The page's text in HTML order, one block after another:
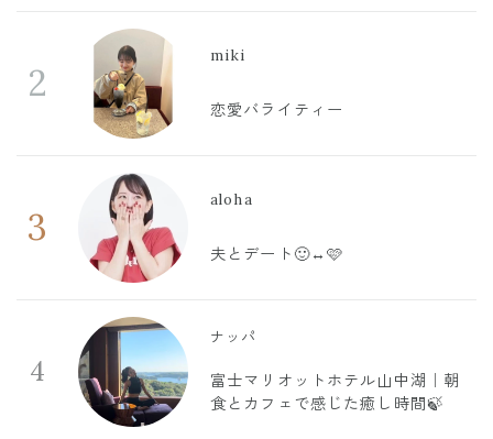
2
miki
恋愛バライティー
3
aloha
夫とデート🙂‍↔️🩷
4
ナッパ
富士マリオットホテル山中湖｜朝
食とカフェで感じた癒し時間🍃